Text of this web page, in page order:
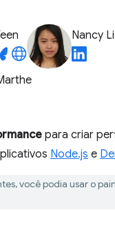
Nancy Li
para criar
Node.js e
você podia usar o